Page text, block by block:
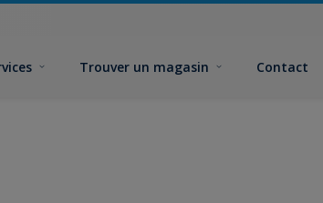
Trouver un magasin Contact